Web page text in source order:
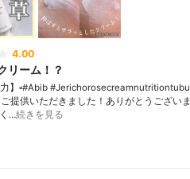
4.00
リーム！？
力】▫️#Abib #Jerichorosecreamnutritiontubu
提供いただきました！ありがとうございま
…続きを見る